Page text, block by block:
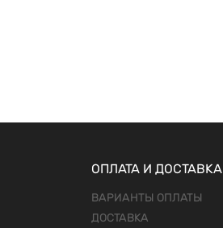
ОПЛАТА И ДОСТАВКА
ВАРИАНТЫ ОПЛАТЫ
ДОСТАВКА